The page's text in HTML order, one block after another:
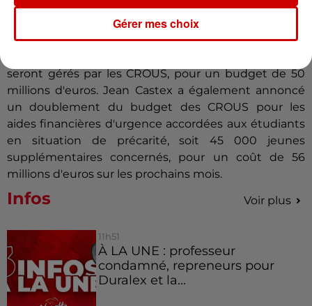
20 000 jobs étudiants seront également créés afin
d'accompagner les étudiants "décrocheurs". Ces
seront gérés par les CROUS, pour un budget de 50
millions d'euros. Jean Castex a également annoncé
un doublement du budget des CROUS pour les
aides financières d'urgence accordées aux étudiants
en situation de précarité, soit 45 000 jeunes
supplémentaires concernés, pour un coût de 56
millions d'euros sur les prochains mois.
Infos Voir plus
11h51
À LA UNE : professeur
condamné, repreneurs pour
Duralex et la...
Gérer mes choix